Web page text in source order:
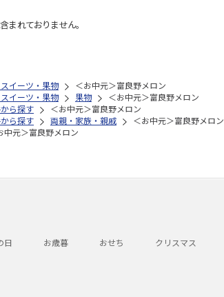
れておりません。
イーツ・果物
＜お中元＞富良野メロン
イーツ・果物 果物
＜お中元＞富良野メロン
ら探す
＜お中元＞富良野メロン
ら探す 両親・家族・親戚
＜お中元＞富良野メロン
中元＞富良野メロン
日 お歳暮 おせち クリスマス